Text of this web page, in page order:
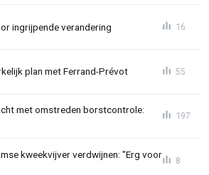
ingrijpende verandering 16
plan met Ferrand-Prévot 55
met omstreden borstcontrole:
197
kweekvijver verdwijnen: "Erg voor
8